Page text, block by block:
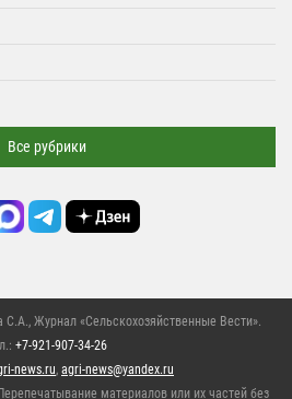
Все рубрики
С.А., Журнал «Сельскохозяйственные Вести».
+7-921-907-34-26
news.ru, agri-news@yandex.ru
материалов или их частей без